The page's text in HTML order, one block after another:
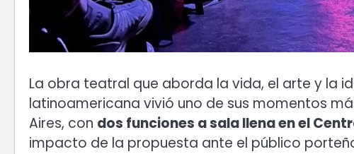
La obra teatral que aborda la vida, el arte y la
latinoamericana vivió uno de sus momentos
Aires, con dos funciones a sala llena en el
impacto de la propuesta ante el público